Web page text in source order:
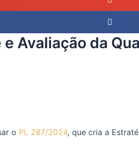
Avaliação da
o PL 287/2024, que cria a